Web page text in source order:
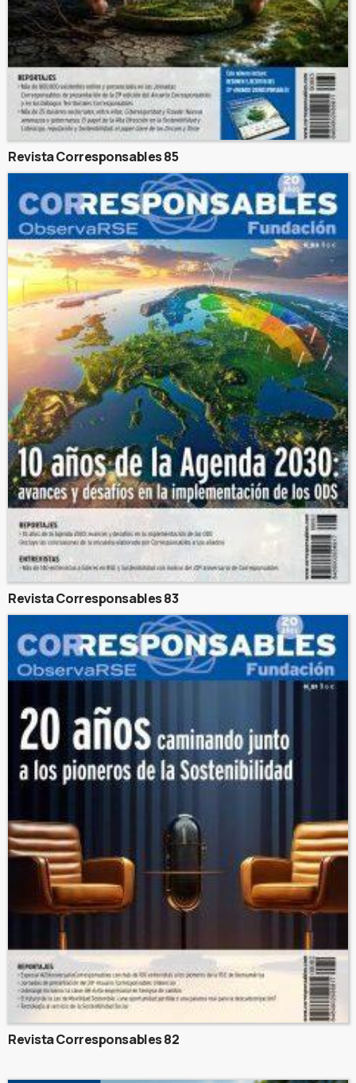
Revista Corresponsables 85
Revista Corresponsables 83
Revista Corresponsables 82